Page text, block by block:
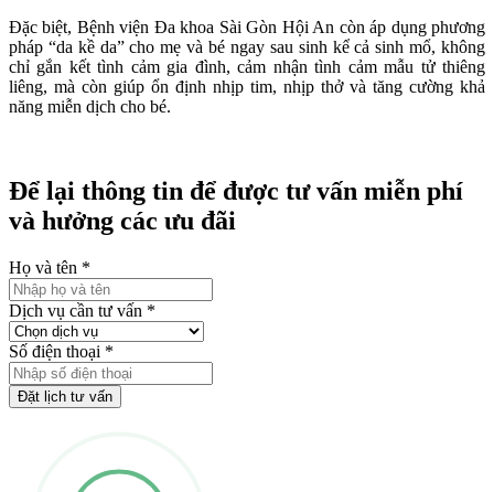
Đặc biệt, Bệnh viện Đa khoa Sài Gòn Hội An còn áp dụng phương
pháp “da kề da” cho mẹ và bé ngay sau sinh kể cả sinh mổ, không
chỉ gắn kết tình cảm gia đình, cảm nhận tình cảm mẫu tử thiêng
liêng, mà còn giúp ổn định nhịp tim, nhịp thở và tăng cường khả
năng miễn dịch cho bé.
Để lại thông tin để được tư vấn miễn phí
và hưởng các ưu đãi
Họ và tên *
Dịch vụ cần tư vấn *
Số điện thoại *
Đặt lịch tư vấn